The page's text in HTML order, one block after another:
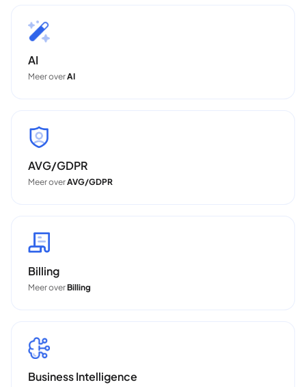
AI
Meer overAI
AVG/GDPR
Meer overAVG/GDPR
Billing
Meer overBilling
Business Intelligence